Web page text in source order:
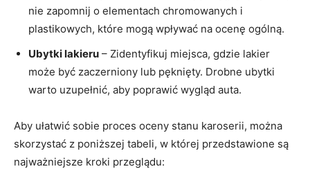
nie zapomnij o elementach chromowanych i
plastikowych, które mogą wpływać na ocenę ogólną.
Ubytki lakieru – Zidentyfikuj miejsca, gdzie lakier
może być zaczerniony lub pęknięty. Drobne ubytki
warto uzupełnić, aby poprawić wygląd auta.
Aby ułatwić sobie proces oceny stanu karoserii, można
skorzystać z poniższej tabeli, w której przedstawione są
najważniejsze kroki przeglądu: